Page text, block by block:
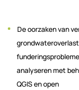
De oorzaken van
analyseren met
QGIS en open